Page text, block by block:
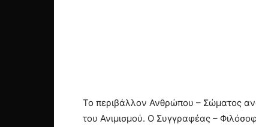
Το περιβάλλον Ανθρώπου – Σώματος
του Ανιμισμού. Ο Συγγραφέας –